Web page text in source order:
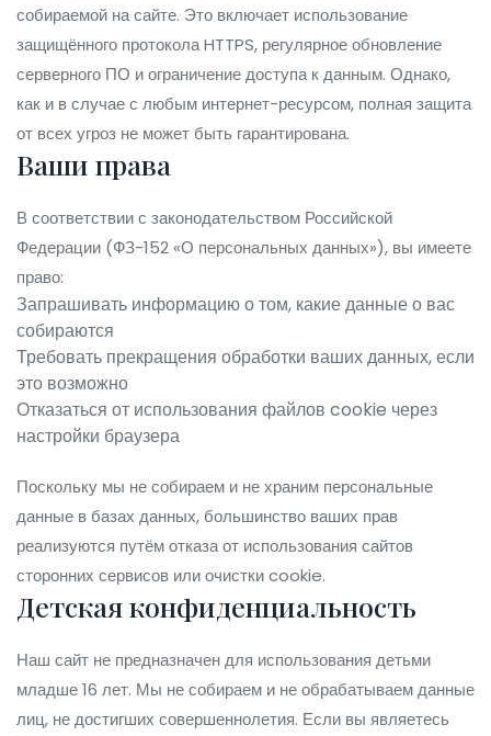
собираемой на сайте. Это включает использование
защищённого протокола HTTPS, регулярное обновление
серверного ПО и ограничение доступа к данным. Однако,
как и в случае с любым интернет-ресурсом, полная защита
от всех угроз не может быть гарантирована.
Ваши права
В соответствии с законодательством Российской
Федерации (ФЗ-152 «О персональных данных»), вы имеете
право:
Запрашивать информацию о том, какие данные о вас
собираются
Требовать прекращения обработки ваших данных, если
это возможно
Отказаться от использования файлов cookie через
настройки браузера
Поскольку мы не собираем и не храним персональные
данные в базах данных, большинство ваших прав
реализуются путём отказа от использования сайтов
сторонних сервисов или очистки cookie.
Детская конфиденциальность
Наш сайт не предназначен для использования детьми
младше 16 лет. Мы не собираем и не обрабатываем данные
лиц, не достигших совершеннолетия. Если вы являетесь